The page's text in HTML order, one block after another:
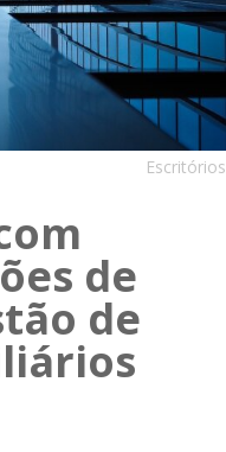
Escritórios
de
de